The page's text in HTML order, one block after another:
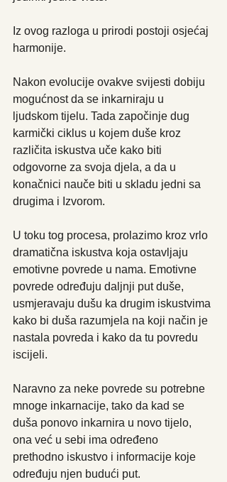
Iz ovog razloga u prirodi postoji osjećaj
harmonije.
Nakon evolucije ovakve svijesti dobiju
mogućnost da se inkarniraju u
ljudskom tijelu. Tada započinje dug
karmički ciklus u kojem duše kroz
različita iskustva uče kako biti
odgovorne za svoja djela, a da u
konačnici nauče biti u skladu jedni sa
drugima i Izvorom.
U toku tog procesa, prolazimo kroz vrlo
dramatična iskustva koja ostavljaju
emotivne povrede u nama. Emotivne
povrede određuju daljnji put duše,
usmjeravaju dušu ka drugim iskustvima
kako bi duša razumjela na koji način je
nastala povreda i kako da tu povredu
iscijeli.
Naravno za neke povrede su potrebne
mnoge inkarnacije, tako da kad se
duša ponovo inkarnira u novo tijelo,
ona već u sebi ima određeno
prethodno iskustvo i informacije koje
određuju njen budući put.